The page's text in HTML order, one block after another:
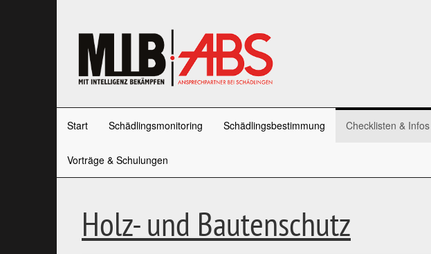
Start Schädlingsmonitoring Schädlingsbestimmung Checklisten & Infos
Vorträge & Schulungen
Holz- und Bautenschutz